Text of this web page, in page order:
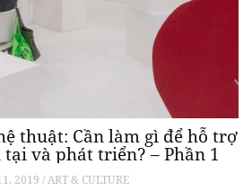
thuật: Cần làm gì để hỗ trợ
và phát triển? – Phần 1
2019 / ART & CULTURE